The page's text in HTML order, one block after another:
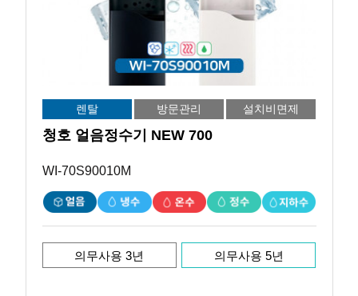
렌탈 방문관리 설치비면제
청호 얼음정수기 NEW 700
WI-70S90010M
의무사용 3년 의무사용 5년